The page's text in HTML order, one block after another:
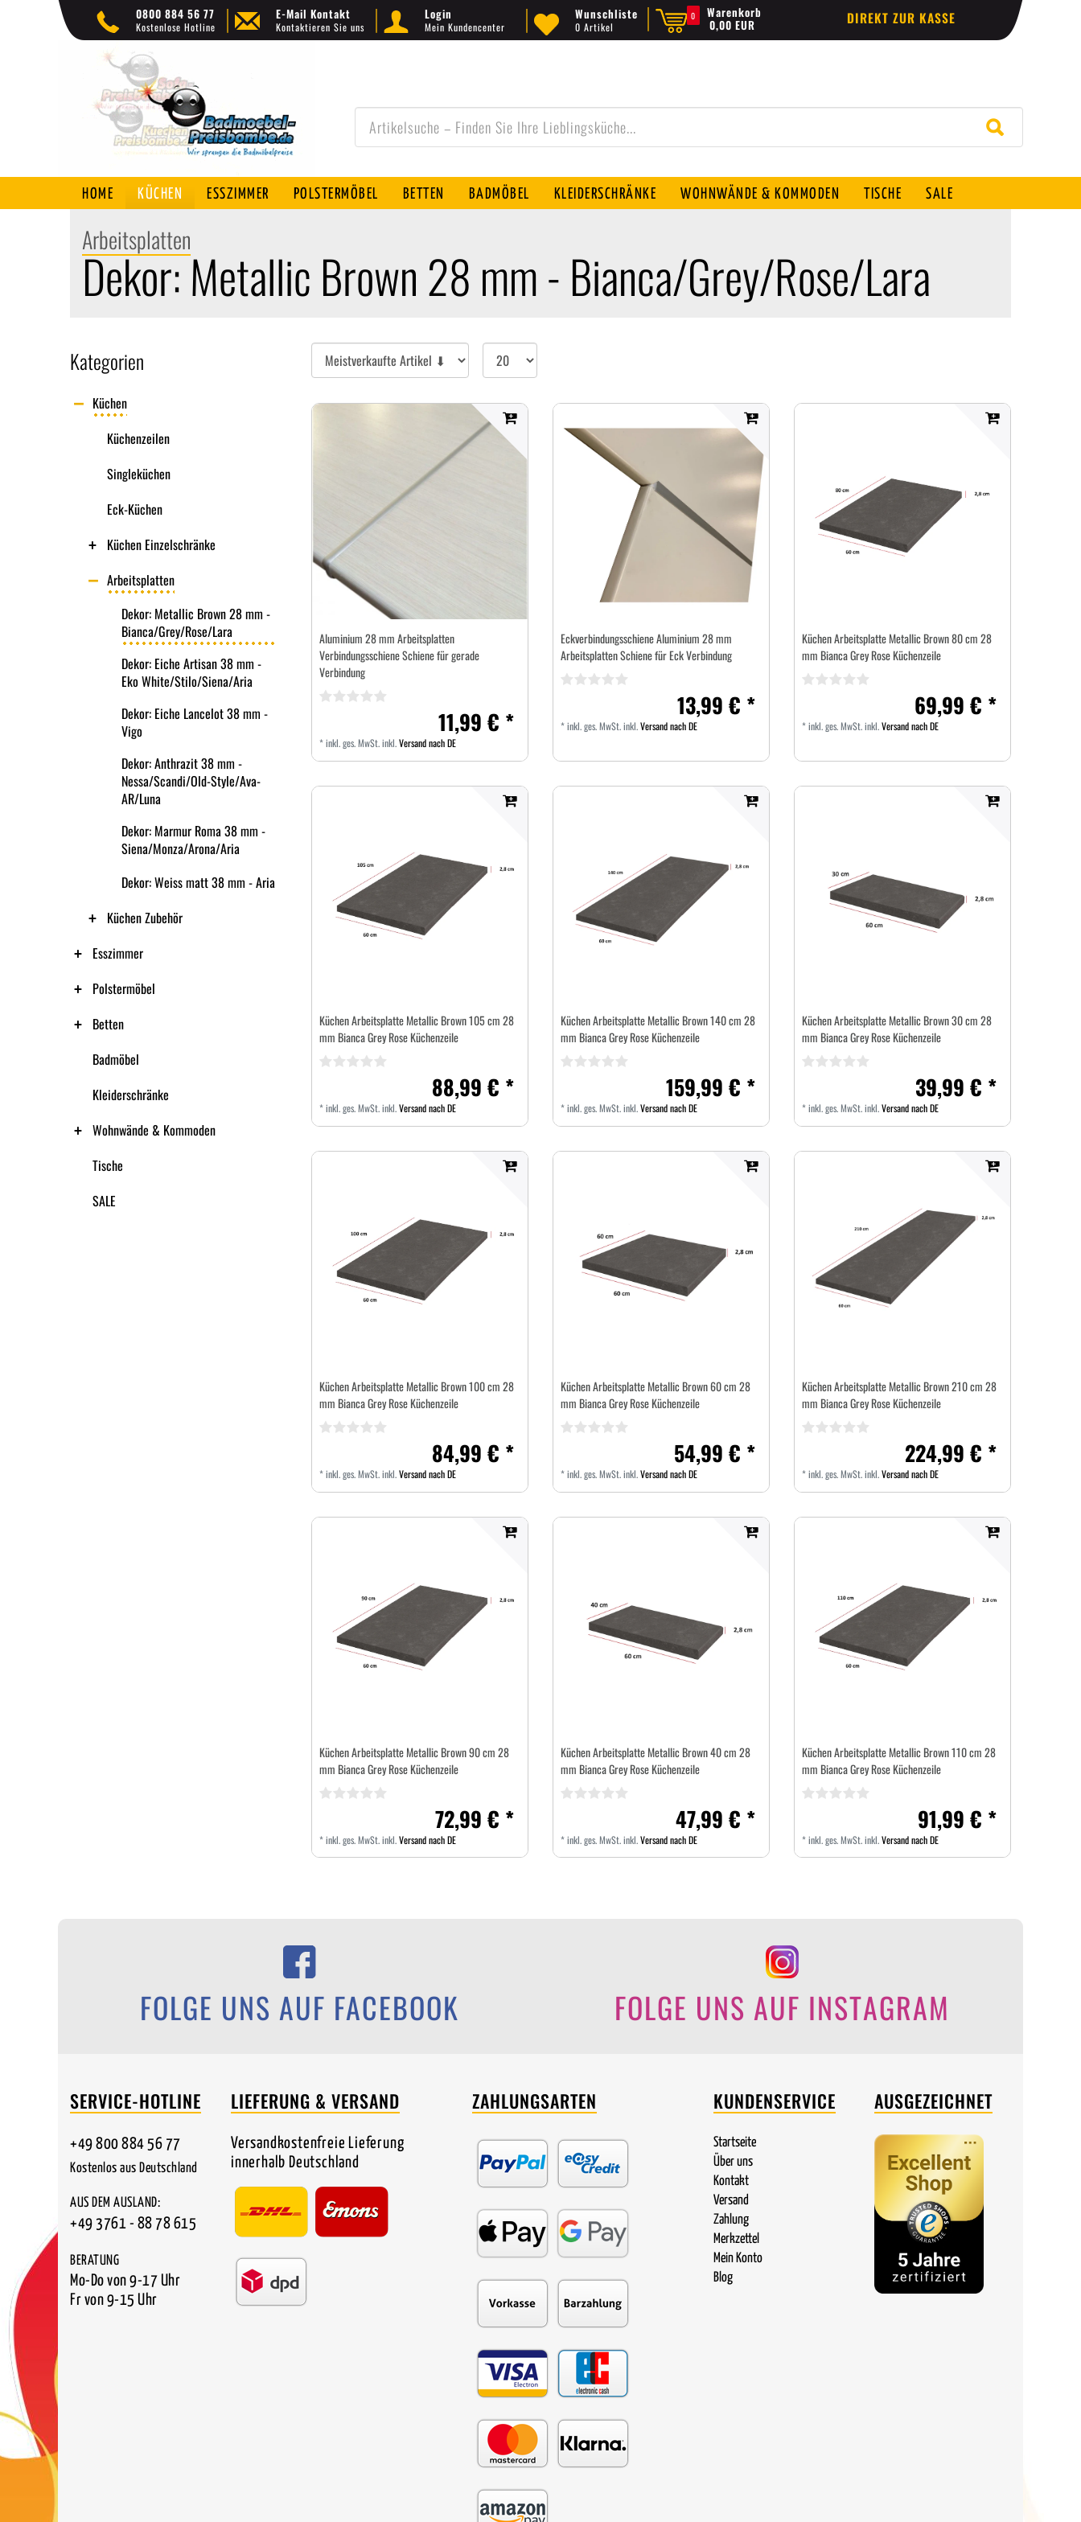
0800 884 56 77
Kostenlose Hotline
E-Mail Kontakt
Kontaktieren Sie uns
Login
Mein Kundencenter
Wunschliste
0 Artikel
Warenkorb
0,00 EUR
0 DIREKT ZUR KASSE
HOME KÜCHEN ESSZIMMER POLSTERMÖBEL BETTEN BADMÖBEL KLEIDERSCHRÄNKE WOHNWÄNDE & KOMMODEN TISCHE SALE
Arbeitsplatten
Dekor: Metallic Brown 28 mm - Bianca/Grey/Rose/Lara
Kategorien
Küchen
Küchenzeilen
Singleküchen
Eck-Küchen
Küchen Einzelschränke
Arbeitsplatten
Dekor: Metallic Brown 28 mm -
Bianca/Grey/Rose/Lara
Dekor: Eiche Artisan 38 mm -
Eko White/Stilo/Siena/Aria
Dekor: Eiche Lancelot 38 mm -
Vigo
Dekor: Anthrazit 38 mm -
Nessa/Scandi/Old-Style/Ava-
AR/Luna
Dekor: Marmur Roma 38 mm -
Siena/Monza/Arona/Aria
Dekor: Weiss matt 38 mm - Aria
Küchen Zubehör
Esszimmer
Polstermöbel
Betten
Badmöbel
Kleiderschränke
Wohnwände & Kommoden
Tische
SALE
Sortieren
Artikel
Aluminium 28 mm Arbeitsplatten
Verbindungsschiene Schiene für gerade
Verbindung
11,99 € *
*inkl. ges. MwSt.inkl.Versand nach DE
Eckverbindungsschiene Aluminium 28 mm
Arbeitsplatten Schiene für Eck Verbindung
13,99 € *
*inkl. ges. MwSt.inkl.Versand nach DE
Küchen Arbeitsplatte Metallic Brown 80 cm 28
mm Bianca Grey Rose Küchenzeile
69,99 € *
*inkl. ges. MwSt.inkl.Versand nach DE
Küchen Arbeitsplatte Metallic Brown 105 cm 28
mm Bianca Grey Rose Küchenzeile
88,99 € *
*inkl. ges. MwSt.inkl.Versand nach DE
Küchen Arbeitsplatte Metallic Brown 140 cm 28
mm Bianca Grey Rose Küchenzeile
159,99 € *
*inkl. ges. MwSt.inkl.Versand nach DE
Küchen Arbeitsplatte Metallic Brown 30 cm 28
mm Bianca Grey Rose Küchenzeile
39,99 € *
*inkl. ges. MwSt.inkl.Versand nach DE
Küchen Arbeitsplatte Metallic Brown 100 cm 28
mm Bianca Grey Rose Küchenzeile
84,99 € *
*inkl. ges. MwSt.inkl.Versand nach DE
Küchen Arbeitsplatte Metallic Brown 60 cm 28
mm Bianca Grey Rose Küchenzeile
54,99 € *
*inkl. ges. MwSt.inkl.Versand nach DE
Küchen Arbeitsplatte Metallic Brown 210 cm 28
mm Bianca Grey Rose Küchenzeile
224,99 € *
*inkl. ges. MwSt.inkl.Versand nach DE
Küchen Arbeitsplatte Metallic Brown 90 cm 28
mm Bianca Grey Rose Küchenzeile
72,99 € *
*inkl. ges. MwSt.inkl.Versand nach DE
Küchen Arbeitsplatte Metallic Brown 40 cm 28
mm Bianca Grey Rose Küchenzeile
47,99 € *
*inkl. ges. MwSt.inkl.Versand nach DE
Küchen Arbeitsplatte Metallic Brown 110 cm 28
mm Bianca Grey Rose Küchenzeile
91,99 € *
*inkl. ges. MwSt.inkl.Versand nach DE
FOLGE UNS AUF FACEBOOK FOLGE UNS AUF INSTAGRAM
SERVICE-HOTLINE
+49 800 884 56 77
Kostenlos aus Deutschland
AUS DEM AUSLAND:
+49 3761 - 88 78 615
BERATUNG
Mo-Do von 9-17 Uhr
Fr von 9-15 Uhr
LIEFERUNG & VERSAND
Versandkostenfreie Lieferung
innerhalb Deutschland
ZAHLUNGSARTEN KUNDENSERVICE
Startseite
Über uns
Kontakt
Versand
Zahlung
Merkzettel
Mein Konto
Blog
AUSGEZEICHNET